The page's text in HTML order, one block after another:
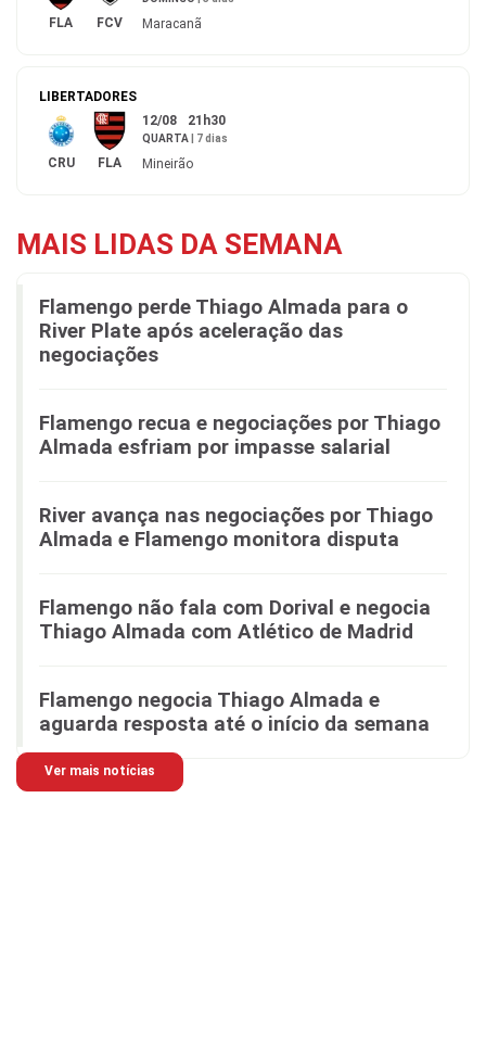
FLA FCV Maracanã
LIBERTADORES
CRU FLA
12/08 21h30
QUARTA 7 dias
Mineirão
MAIS LIDAS DA SEMANA
Flamengo perde Thiago Almada para o
River Plate após aceleração das
negociações
Flamengo recua e negociações por Thiago
Almada esfriam por impasse salarial
River avança nas negociações por Thiago
Almada e Flamengo monitora disputa
Flamengo não fala com Dorival e negocia
Thiago Almada com Atlético de Madrid
Flamengo negocia Thiago Almada e
aguarda resposta até o início da semana
Ver mais notícias